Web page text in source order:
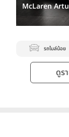
McLaren
รถไมล์น้อย
ดูร